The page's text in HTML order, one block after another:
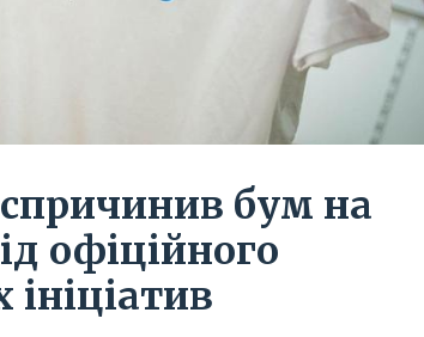
спричинив бум на
офіційного